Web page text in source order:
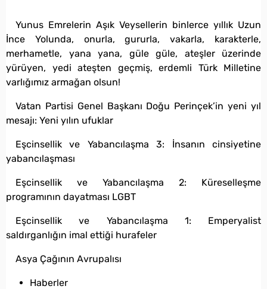
Yunus Emrelerin Aşık Veysellerin binlerce yıllık Uzun
İnce Yolunda, onurla, gururla, vakarla, karakterle,
merhametle, yana yana, güle güle, ateşler üzerinde
yürüyen, yedi ateşten geçmiş, erdemli Türk Milletine
varlığımız armağan olsun!
Vatan Partisi Genel Başkanı Doğu Perinçek’in yeni yıl
mesajı: Yeni yılın ufuklar
Eşcinsellik ve Yabancılaşma 3: İnsanın cinsiyetine
yabancılaşması
Eşcinsellik ve Yabancılaşma 2: Küreselleşme
programının dayatması LGBT
Eşcinsellik ve Yabancılaşma 1: Emperyalist
saldırganlığın imal ettiği hurafeler
Asya Çağının Avrupalısı
Haberler